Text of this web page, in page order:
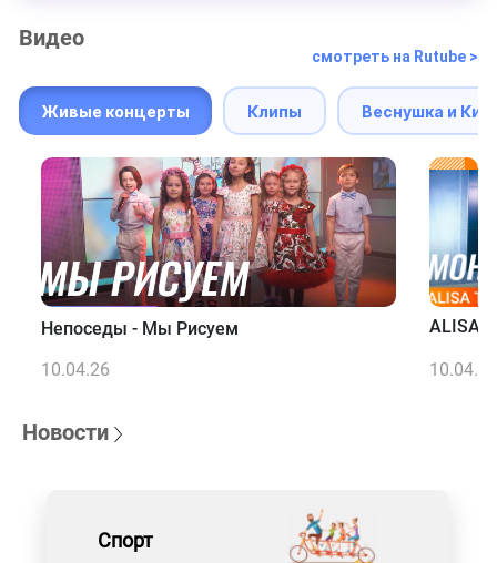
Видео
смотреть на Rutube >
Живые концерты Клипы Веснушка и
Непоседы - Мы Рисуем
10.04.26
ALISA
10.04.26
Новости
Спорт